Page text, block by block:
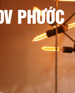
PHƯỚC